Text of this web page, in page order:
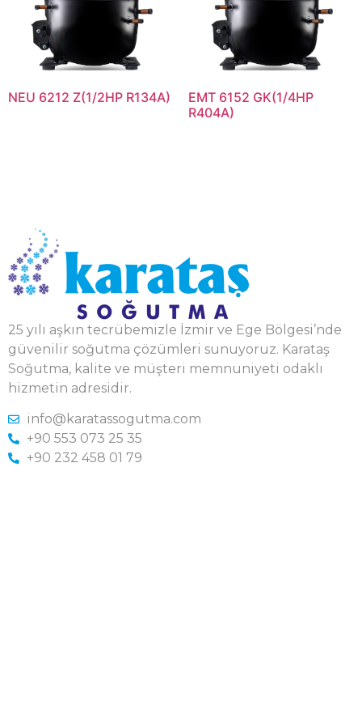
NEU 6212 Z(1/2HP R134A)
EMT 6152 GK(1/4HP
R404A)
25 yılı aşkın tecrübemizle İzmir ve Ege Bölgesi’nde
güvenilir soğutma çözümleri sunuyoruz. Karataş
Soğutma, kalite ve müşteri memnuniyeti odaklı
hizmetin adresidir.
info@karatassogutma.com
+90 553 073 25 35
+90 232 458 01 79